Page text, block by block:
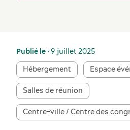
Traiteur extérieur
autorisé
Publié le • 9 juillet 2025
Hébergement
Espace
Salles de réunion
Centre-ville / Centre des